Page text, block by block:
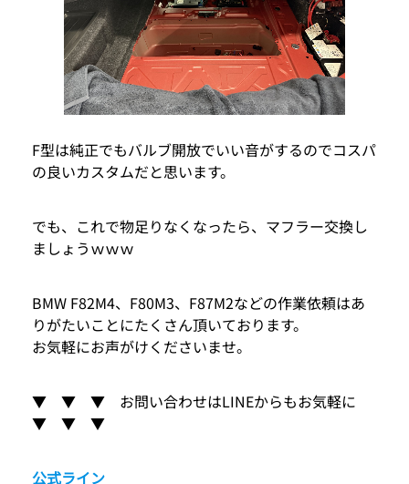
F型は純正でもバルブ開放でいい音がするのでコスパ
の良いカスタムだと思います。
でも、これで物足りなくなったら、マフラー交換し
ましょうｗｗｗ
BMW F82M4、F80M3、F87M2などの作業依頼はあ
りがたいことにたくさん頂いております。
お気軽にお声がけくださいませ。
▼ ▼ ▼ お問い合わせはLINEからもお気軽に
▼ ▼ ▼
公式ライン